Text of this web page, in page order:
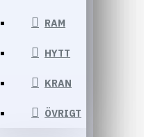
RAM
HYTT
KRAN
ÖVRIGT